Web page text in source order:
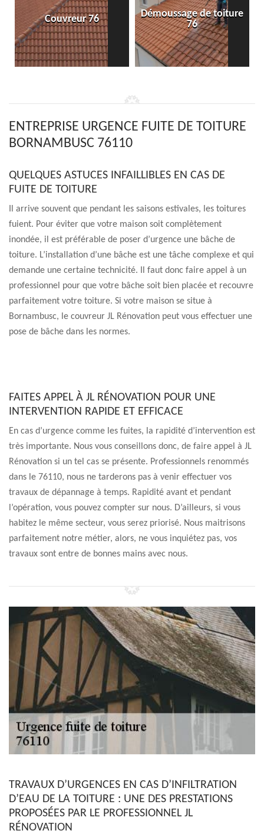
76
Démoussage de toiture
Etanchéité
ENTREPRISE URGENCE FUITE DE TOITURE
BORNAMBUSC 76110
QUELQUES ASTUCES INFAILLIBLES EN CAS DE
FUITE DE TOITURE
Il arrive souvent que pendant les saisons estivales, les toitures
fuient. Pour éviter que votre maison soit complètement
inondée, il est préférable de poser d’urgence une bâche de
toiture. L’installation d’une bâche est une tâche complexe et qui
demande une certaine technicité. Il faut donc faire appel à un
professionnel pour que votre bâche soit bien placée et recouvre
parfaitement votre toiture. Si votre maison se situe à
Bornambusc, le couvreur JL Rénovation peut vous effectuer une
pose de bâche dans les normes.
FAITES APPEL À JL RÉNOVATION POUR UNE
INTERVENTION RAPIDE ET EFFICACE
En cas d’urgence comme les fuites, la rapidité d’intervention est
très importante. Nous vous conseillons donc, de faire appel à JL
Rénovation si un tel cas se présente. Professionnels renommés
dans le 76110, nous ne tarderons pas à venir effectuer vos
travaux de dépannage à temps. Rapidité avant et pendant
l’opération, vous pouvez compter sur nous. D’ailleurs, si vous
habitez le même secteur, vous serez priorisé. Nous maitrisons
parfaitement notre métier, alors, ne vous inquiétez pas, vos
travaux sont entre de bonnes mains avec nous.
TRAVAUX D’URGENCES EN CAS D’INFILTRATION
D’EAU DE LA TOITURE : UNE DES PRESTATIONS
PROPOSÉES PAR LE PROFESSIONNEL JL
RÉNOVATION